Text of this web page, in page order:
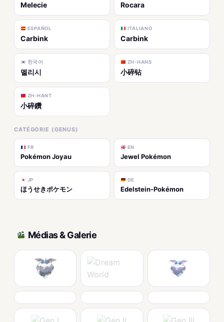
Melecie Rocara
ESPAÑOL
Carbink
ITALIANO
Carbink
한국어
멜리시
ZH-HANS
小碎钻
ZH-HANT
小碎鑽
CATÉGORIE (GENUS)
FR
Pokémon Joyau
EN
Jewel Pokémon
JP
ほうせきポケモン
DE
Edelstein-Pokémon
Médias & Galerie